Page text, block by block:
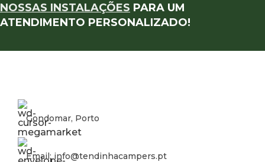
NOSSAS INSTALAÇÕES PARA UM
ATENDIMENTO PERSONALIZADO!
Gondomar, Porto
Email: info@tendinhacampers.pt